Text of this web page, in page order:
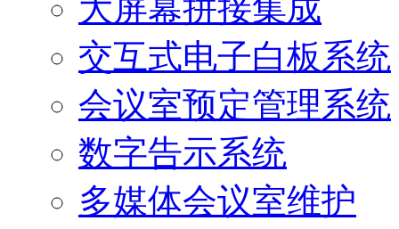
大屏幕拼接集成
交互式电子白板系统
会议室预定管理系统
数字告示系统
多媒体会议室维护